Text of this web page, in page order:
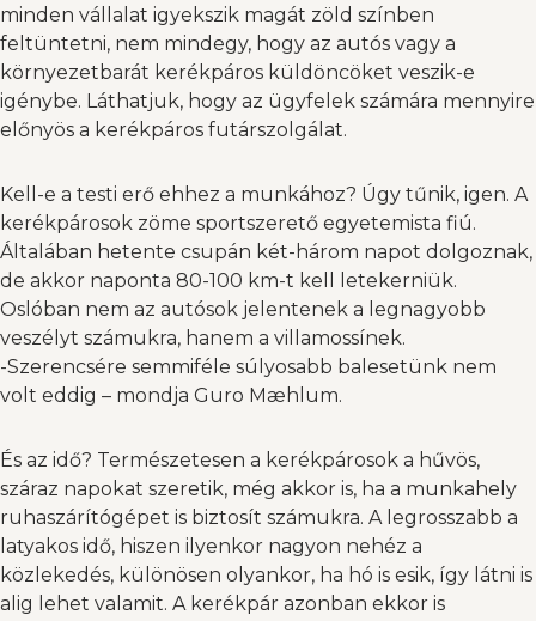
minden vállalat igyekszik magát zöld színben
feltüntetni, nem mindegy, hogy az autós vagy a
környezetbarát kerékpáros küldöncöket veszik-e
igénybe. Láthatjuk, hogy az ügyfelek számára mennyire
előnyös a kerékpáros futárszolgálat.
Kell-e a testi erő ehhez a munkához? Úgy tűnik, igen. A
kerékpárosok zöme sportszerető egyetemista fiú.
Általában hetente csupán két-három napot dolgoznak,
de akkor naponta 80-100 km-t kell letekerniük.
Oslóban nem az autósok jelentenek a legnagyobb
veszélyt számukra, hanem a villamossínek.
-Szerencsére semmiféle súlyosabb balesetünk nem
volt eddig – mondja Guro Mæhlum.
És az idő? Természetesen a kerékpárosok a hűvös,
száraz napokat szeretik, még akkor is, ha a munkahely
ruhaszárítógépet is biztosít számukra. A legrosszabb a
latyakos idő, hiszen ilyenkor nagyon nehéz a
közlekedés, különösen olyankor, ha hó is esik, így látni is
alig lehet valamit. A kerékpár azonban ekkor is